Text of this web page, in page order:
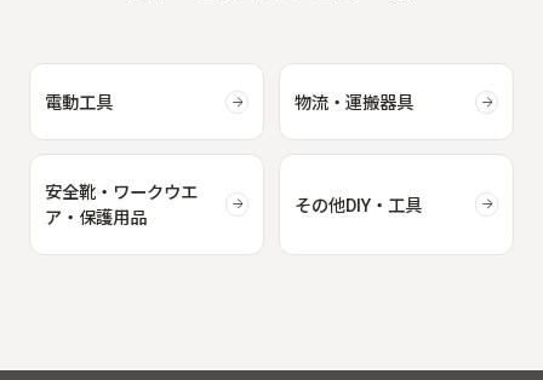
電動工具 物流・運搬器具
安全靴・ワークウエ
ア・保護用品
その他DIY・工具